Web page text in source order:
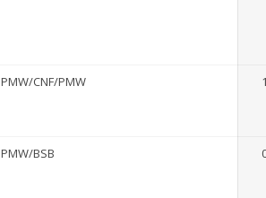
PMW/CNF/PMW
PMW/BSB